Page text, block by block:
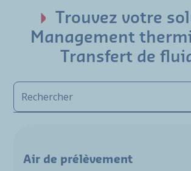
Trouvez votre
Management
Transfert de
Air de prélèvement